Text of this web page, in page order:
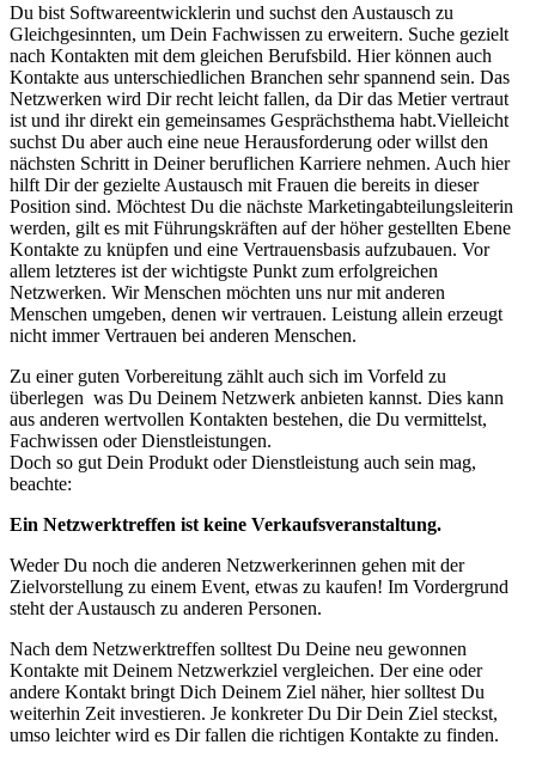
Du bist Softwareentwicklerin und suchst den Austausch zu
Gleichgesinnten, um Dein Fachwissen zu erweitern. Suche gezielt
nach Kontakten mit dem gleichen Berufsbild. Hier können auch
Kontakte aus unterschiedlichen Branchen sehr spannend sein. Das
Netzwerken wird Dir recht leicht fallen, da Dir das Metier vertraut
ist und ihr direkt ein gemeinsames Gesprächsthema habt.Vielleicht
suchst Du aber auch eine neue Herausforderung oder willst den
nächsten Schritt in Deiner beruflichen Karriere nehmen. Auch hier
hilft Dir der gezielte Austausch mit Frauen die bereits in dieser
Position sind. Möchtest Du die nächste Marketingabteilungsleiterin
werden, gilt es mit Führungskräften auf der höher gestellten Ebene
Kontakte zu knüpfen und eine Vertrauensbasis aufzubauen. Vor
allem letzteres ist der wichtigste Punkt zum erfolgreichen
Netzwerken. Wir Menschen möchten uns nur mit anderen
Menschen umgeben, denen wir vertrauen. Leistung allein erzeugt
nicht immer Vertrauen bei anderen Menschen.
Zu einer guten Vorbereitung zählt auch sich im Vorfeld zu
überlegen was Du Deinem Netzwerk anbieten kannst. Dies kann
aus anderen wertvollen Kontakten bestehen, die Du vermittelst,
Fachwissen oder Dienstleistungen.
Doch so gut Dein Produkt oder Dienstleistung auch sein mag,
beachte:
Ein Netzwerktreffen ist keine Verkaufsveranstaltung.
Weder Du noch die anderen Netzwerkerinnen gehen mit der
Zielvorstellung zu einem Event, etwas zu kaufen! Im Vordergrund
steht der Austausch zu anderen Personen.
Nach dem Netzwerktreffen solltest Du Deine neu gewonnen
Kontakte mit Deinem Netzwerkziel vergleichen. Der eine oder
andere Kontakt bringt Dich Deinem Ziel näher, hier solltest Du
weiterhin Zeit investieren. Je konkreter Du Dir Dein Ziel steckst,
umso leichter wird es Dir fallen die richtigen Kontakte zu finden.